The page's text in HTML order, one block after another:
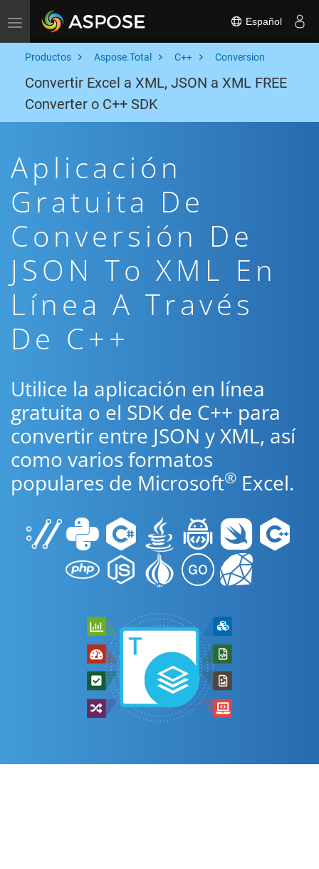
Toggle navigation Español
Productos Aspose.Total C++ Conversion
Convertir Excel a XML, JSON a XML FREE
Converter o C++ SDK
Aplicación
Gratuita De
Conversión De
JSON To XML En
Línea A Través
De C++
Utilice la aplicación en línea
gratuita o el SDK de C++ para
convertir entre JSON y XML, así
como varios formatos
populares de Microsoft® Excel.